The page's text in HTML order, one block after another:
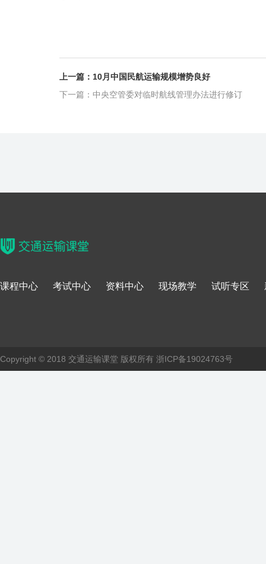
上一篇：10月中国民航运输规模增势良好
下一篇：中央空管委对临时航线管理办法进行修订
课程中心 考试中心 资料中心 现场教学 试听专区
Copyright © 2018 交通运输课堂 版权所有 浙ICP备19024763号